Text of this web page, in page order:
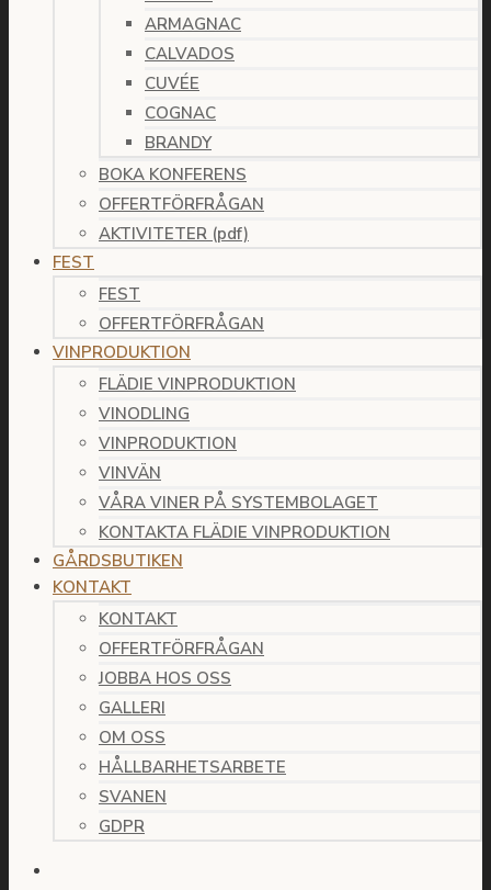
ARMAGNAC
CALVADOS
CUVÉE
COGNAC
BRANDY
BOKA KONFERENS
OFFERTFÖRFRÅGAN
AKTIVITETER (pdf)
FEST
FEST
OFFERTFÖRFRÅGAN
VINPRODUKTION
FLÄDIE VINPRODUKTION
VINODLING
VINPRODUKTION
VINVÄN
VÅRA VINER PÅ SYSTEMBOLAGET
KONTAKTA FLÄDIE VINPRODUKTION
GÅRDSBUTIKEN
KONTAKT
KONTAKT
OFFERTFÖRFRÅGAN
JOBBA HOS OSS
GALLERI
OM OSS
HÅLLBARHETSARBETE
SVANEN
GDPR